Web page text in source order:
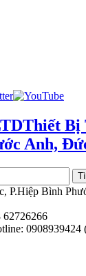
Thiết Bị
Anh,
P.Hiệp Bình
0908939424